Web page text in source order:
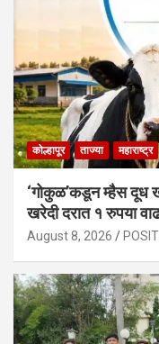
कोल्हापूर ताज्या महाराष्ट्र
‘गोकुळ’कडून म्हैस दूध
खरेदी दरात १ रुपया
August 8, 2026